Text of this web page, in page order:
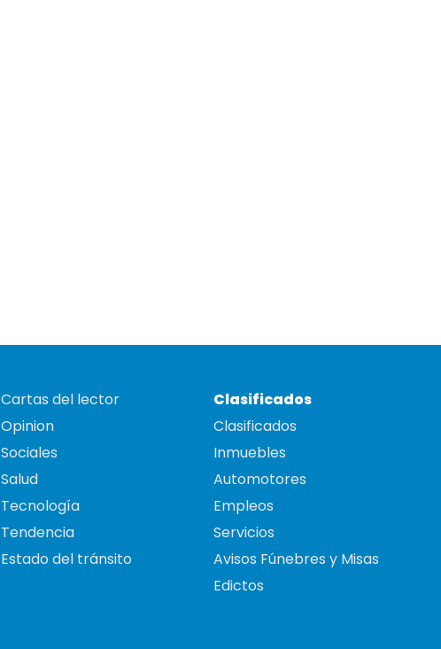
Cartas del lector
Opinion
Sociales
Salud
Tecnología
Tendencia
Estado del tránsito
Clasificados
Clasificados
Inmuebles
Automotores
Empleos
Servicios
Avisos Fúnebres y Misas
Edictos